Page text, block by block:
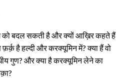
को बदल सकती है और क्यों आख़िर कहते हैं
है हल्दी और करक्यूमिन में? क्या हैं वो
गुण? और क्या है करक्यूमिन लेने का